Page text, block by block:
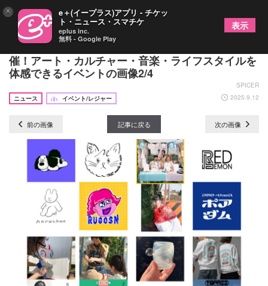
『Art Culture Street. Vol.7』下北沢ADRIFTにて開
催！アート・カルチャー・音楽・ライフスタイルを
体感できるイベントの画像2/4
SPICER
ニュース
イベント/レジャー 2025.9.12
前の画像 記事に戻る 次の画像
× e＋(イープラス)アプリ - チケッ
ト・ニュース・スマチケ
eplus inc.
無料 - Google Play
表示